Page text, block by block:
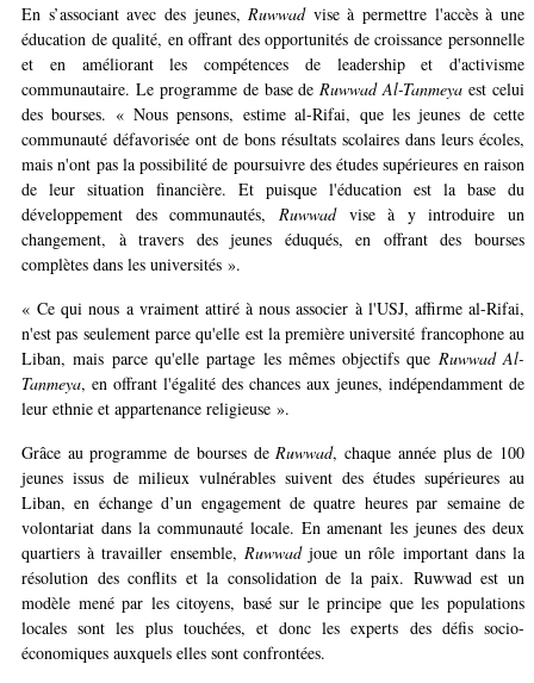
En s’associant avec des jeunes, Ruwwadvise à permettre l'accès à une
éducation de qualité, en offrant des opportunités de croissance personnelle
et en améliorant les compétences de leadership et d'activisme
communautaire. Le programme de base de Ruwwad Al-Tanmeya est celui
des bourses. « Nous pensons, estime al-Rifai, que les jeunes de cette
communauté défavorisée ont de bons résultats scolaires dans leurs écoles,
mais n'ont pas la possibilité de poursuivre des études supérieures en raison
de leur situation financière. Et puisque l'éducation est la base du
développement des communautés, Ruwwadvise à y introduire un
changement, à travers des jeunes éduqués, en offrant des bourses
complètes dans les universités ».
« Ce qui nous a vraiment attiré à nous associer à l'USJ, affirme al-Rifai,
n'est pas seulement parce qu'elle est la première université francophone au
Liban, mais parce qu'elle partage les mêmes objectifs que Ruwwad Al-
Tanmeya, en offrant l'égalité des chances aux jeunes, indépendamment de
leur ethnie et appartenance religieuse ».
Grâce au programme de bourses de Ruwwad, chaque année plus de 100
jeunes issus de milieux vulnérables suivent des études supérieures au
Liban, en échange d’un engagement de quatre heures par semaine de
volontariat dans la communauté locale. En amenant les jeunes des deux
quartiers à travailler ensemble, Ruwwadjoue un rôle important dans la
résolution des conflits et la consolidation de la paix. Ruwwad est un
modèle mené par les citoyens, basé sur le principe que les populations
locales sont les plus touchées, et donc les experts des défis socio-
économiques auxquels elles sont confrontées.